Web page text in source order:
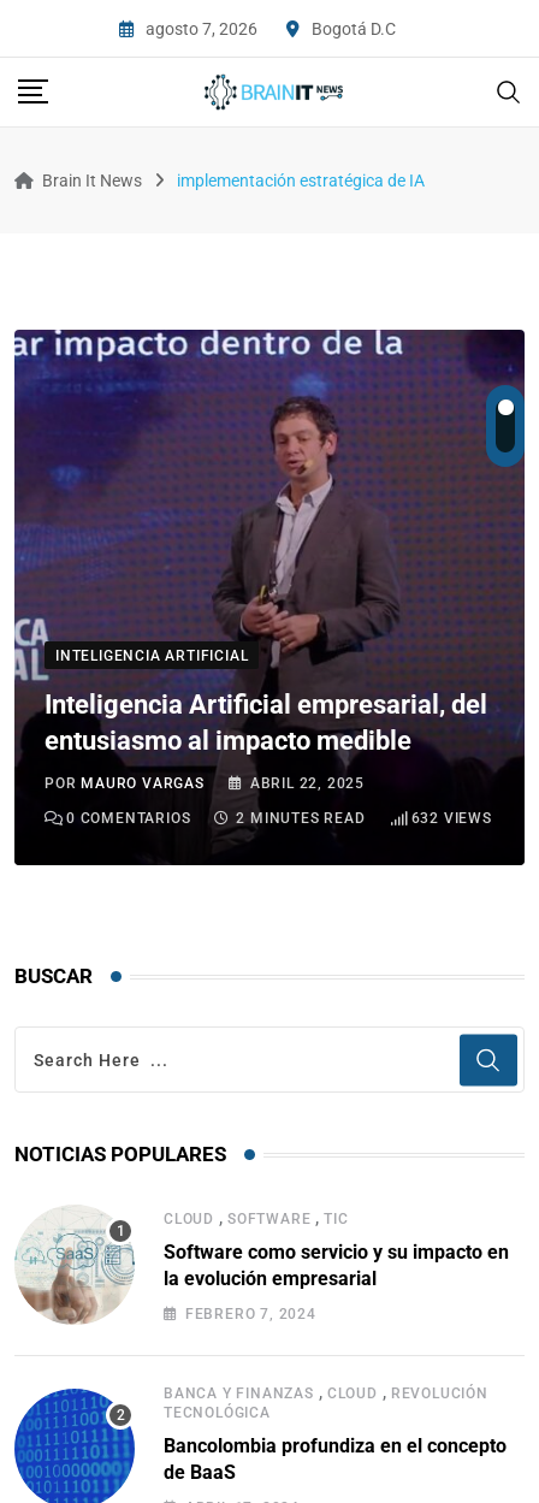
agosto 7, 2026 Bogotá D.C
Brain It News implementación estratégica de IA
INTELIGENCIA ARTIFICIAL
Inteligencia Artificial empresarial, del
entusiasmo al impacto medible
POR MAURO VARGAS ABRIL 22, 2025
0 COMENTARIOS 2 MINUTES READ 632 VIEWS
BUSCAR
NOTICIAS POPULARES
CLOUD , SOFTWARE ,TIC
Software como servicio y su impacto en
la evolución empresarial
FEBRERO 7, 2024
BANCA Y FINANZAS , CLOUD , REVOLUCIÓN
TECNOLÓGICA
Bancolombia profundiza en el concepto
de BaaS